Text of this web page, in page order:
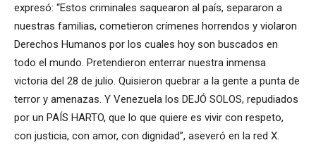
expresó: “Estos criminales saquearon al país, separaron a
nuestras familias, cometieron crímenes horrendos y violaron
Derechos Humanos por los cuales hoy son buscados en
todo el mundo. Pretendieron enterrar nuestra inmensa
victoria del 28 de julio. Quisieron quebrar a la gente a punta de
terror y amenazas. Y Venezuela los DEJÓ SOLOS, repudiados
por un PAÍS HARTO, que lo que quiere es vivir con respeto,
con justicia, con amor, con dignidad”, aseveró en la red X.